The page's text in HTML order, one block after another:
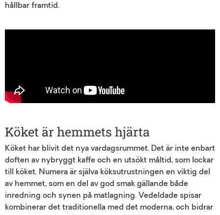
hållbar framtid.
Köket är hemmets hjärta
Köket har blivit det nya vardagsrummet. Det är inte enbart
doften av nybryggt kaffe och en utsökt måltid, som lockar
till köket. Numera är själva köksutrustningen en viktig del
av hemmet, som en del av god smak gällande både
inredning och synen på matlagning. Vedeldade spisar
kombinerar det traditionella med det moderna, och bidrar